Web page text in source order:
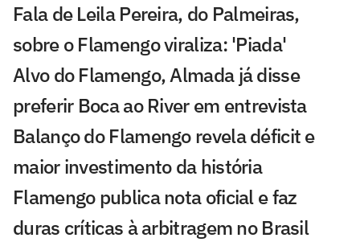
Fala de Leila Pereira, do Palmeiras,
sobre o Flamengo viraliza: 'Piada'
Alvo do Flamengo, Almada já disse
preferir Boca ao River em entrevista
Balanço do Flamengo revela déficit e
maior investimento da história
Flamengo publica nota oficial e faz
duras críticas à arbitragem no Brasil